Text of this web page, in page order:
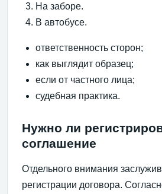
На заборе.
В автобусе.
ответственность сторон;
как выглядит образец;
если от частного лица;
судебная практика.
Нужно ли
соглашение
Отдельного внимания
регистрации договора.